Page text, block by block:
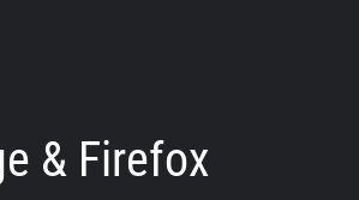
& Firefox